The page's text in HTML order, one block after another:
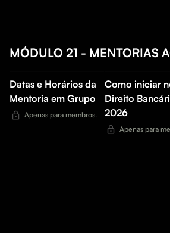
MÓDULO 21 - MENTORIAS
Datas e Horários da
Mentoria em Grupo
Apenas para membros.
Como iniciar
Direito
2026
Apenas para